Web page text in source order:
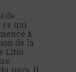
de
ce qui
à
de la
Litio